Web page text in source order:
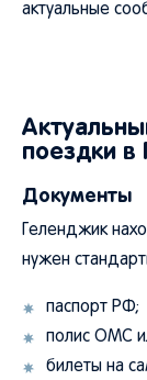
актуальные
поездки в
Документы
Геленджик
нужен
паспорт РФ;
полис ОМС
билеты на